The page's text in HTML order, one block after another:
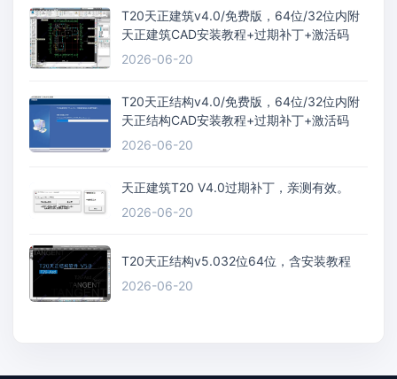
T20天正建筑v4.0/免费版，64位/32位内附
天正建筑CAD安装教程+过期补丁+激活码
2026-06-20
T20天正结构v4.0/免费版，64位/32位内附
天正结构CAD安装教程+过期补丁+激活码
2026-06-20
天正建筑T20 V4.0过期补丁，亲测有效。
2026-06-20
T20天正结构v5.032位64位，含安装教程
2026-06-20